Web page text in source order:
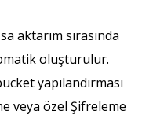
aktarım sırasında
oluşturulur.
yapılandırması
veya özel Şifreleme